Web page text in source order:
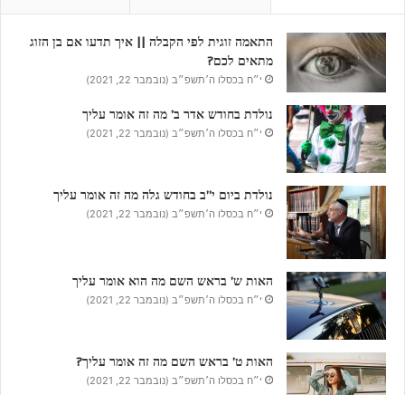
התאמה זוגית לפי הקבלה || איך תדעו אם בן הזוג
מתאים לכם?
י״ח בכסלו ה׳תשפ״ב (נובמבר 22, 2021)
נולדת בחודש אדר ב’ מה זה אומר עליך
י״ח בכסלו ה׳תשפ״ב (נובמבר 22, 2021)
נולדת ביום י”ב בחודש גלה מה זה אומר עליך
י״ח בכסלו ה׳תשפ״ב (נובמבר 22, 2021)
האות ש’ בראש השם מה הוא אומר עליך
י״ח בכסלו ה׳תשפ״ב (נובמבר 22, 2021)
האות ט’ בראש השם מה זה אומר עליך?
י״ח בכסלו ה׳תשפ״ב (נובמבר 22, 2021)